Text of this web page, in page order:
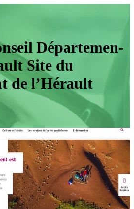
Dépar­te­men­
Site du
de l’Hérault